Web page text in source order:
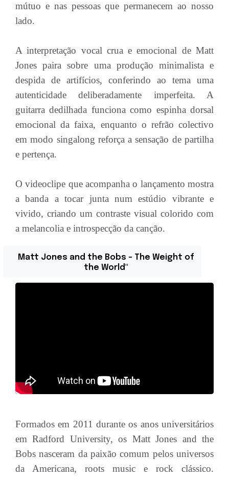
mútuo e nas pessoas que permanecem ao nosso
lado.
A interpretação vocal crua e emocional de Matt
Jones paira sobre uma produção minimalista e
despida de artifícios, conferindo ao tema uma
autenticidade deliberadamente imperfeita. A
guitarra dedilhada funciona como espinha dorsal
emocional da faixa, enquanto o refrão colectivo
em modo singalong reforça a sensação de partilha
e pertença.
O videoclipe que acompanha o lançamento mostra
a banda a tocar junta num estúdio vibrante e
vivido, criando um contraste visual colorido com
a melancolia e introspecção da canção.
Matt Jones and the Bobs - The Weight of
the World"
Formados em 2011 durante os anos universitários
em Radford University, os Matt Jones and the
Bobs nasceram da paixão comum pelos universos
da Americana, roots music e rock clássico.